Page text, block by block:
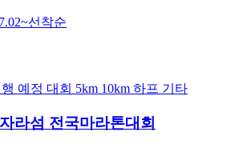
선착순
예정 대회 5km 10km 하프 기타
라섬 전국마라톤대회